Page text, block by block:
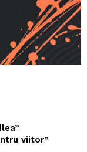
viitor”